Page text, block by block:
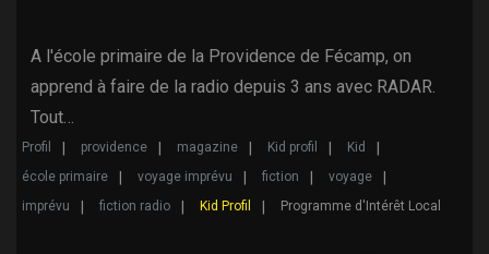
A l'école primaire de la Providence de Fécamp, on
apprend à faire de la radio depuis 3 ans avec RADAR.
Tout…
Profil providence magazine Kid profil
Kid
école primaire
voyage imprévu fiction
voyage
imprévu
fiction radio Kid Profil Programme d'Intérêt Local